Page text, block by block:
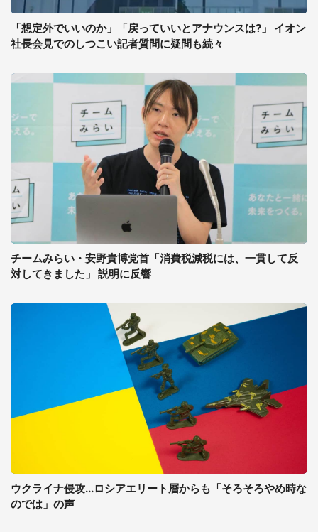
「想定外でいいのか」「戻っていいとアナウンスは?」 イオン
社長会見でのしつこい記者質問に疑問も続々
チームみらい・安野貴博党首「消費税減税には、一貫して反
対してきました」 説明に反響
ウクライナ侵攻...ロシアエリート層からも「そろそろやめ時な
のでは」の声